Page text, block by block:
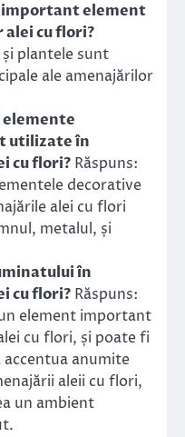
important element
cu flori?
și plantele sunt
ale amenajărilor
elemente
utilizate în
cu flori? Răspuns:
decorative
alei cu flori
metalul, și
în
cu flori? Răspuns:
element important
cu flori, și poate fi
anumite
aleii cu flori,
un ambient